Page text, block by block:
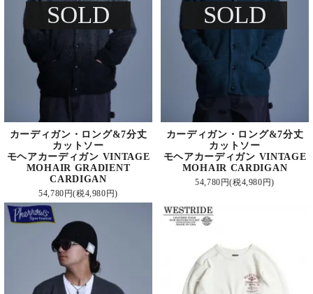
SOLD
カーディガン・ロング&7分丈
カットソー
モヘアカーディガン VINTAGE
MOHAIR GRADIENT
CARDIGAN
54,780円(税4,980円)
SOLD
カーディガン・ロング&7分丈
カットソー
モヘアカーディガン VINTAGE
MOHAIR CARDIGAN
54,780円(税4,980円)